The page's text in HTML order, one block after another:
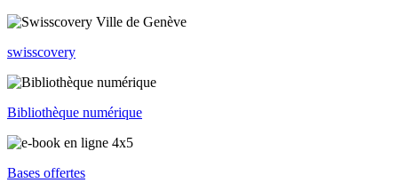
swisscovery
Bibliothèque numérique
Bases offertes